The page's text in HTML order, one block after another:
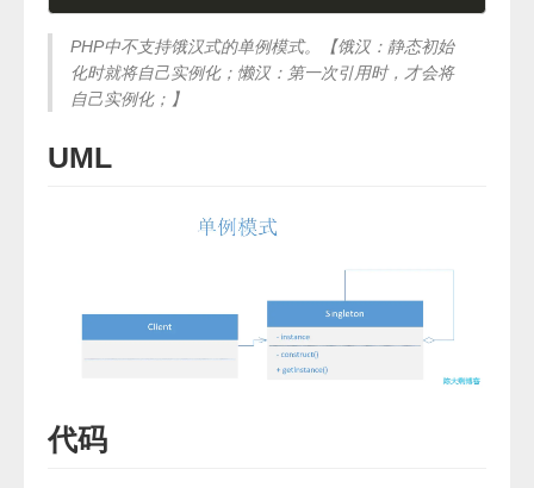
PHP中不支持饿汉式的单例模式。【饿汉：静态初始
化时就将自己实例化；懒汉：第一次引用时，才会将
自己实例化；】
UML
代码